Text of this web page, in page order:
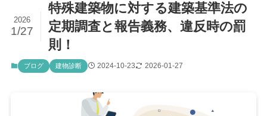
特殊建築物に対する建築基準法の
定期調査と報告義務、違反時の罰
則！
2026
1/27
ブログ 建物診断 2024-10-23 2026-01-27